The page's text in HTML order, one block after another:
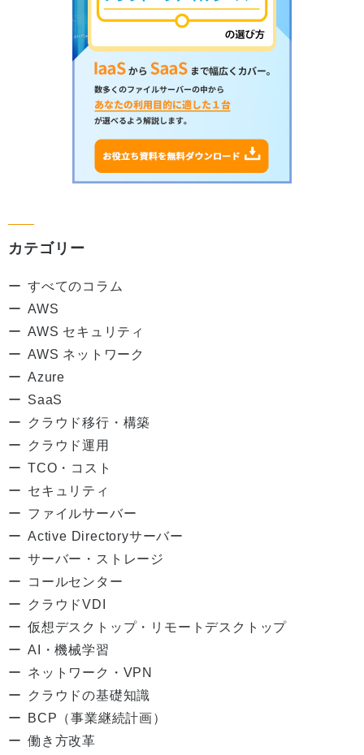
カテゴリー
すべてのコラム
AWS
AWS セキュリティ
AWS ネットワーク
Azure
SaaS
クラウド移行・構築
クラウド運用
TCO・コスト
セキュリティ
ファイルサーバー
Active Directoryサーバー
サーバー・ストレージ
コールセンター
クラウドVDI
仮想デスクトップ・リモートデスクトップ
AI・機械学習
ネットワーク・VPN
クラウドの基礎知識
BCP（事業継続計画）
働き方改革